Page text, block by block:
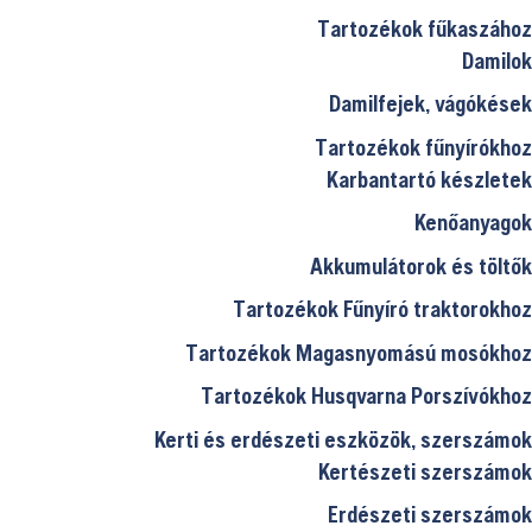
Tartozékok fűkaszához
Damilok
Damilfejek, vágókések
Tartozékok fűnyírókhoz
Karbantartó készletek
Kenőanyagok
Akkumulátorok és töltők
Tartozékok Fűnyíró traktorokhoz
Tartozékok Magasnyomású mosókhoz
Tartozékok Husqvarna Porszívókhoz
Kerti és erdészeti eszközök, szerszámok
Kertészeti szerszámok
Erdészeti szerszámok